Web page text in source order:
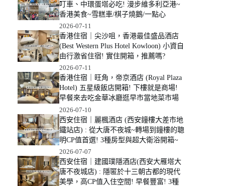
叮車、中環蛋塔必吃! 漫步維多利亞港~
香港美食~雪糕車/棋子燒鵝/一點心
2026-07-11
香港住宿｜尖沙咀，香港最佳盛品酒店
(Best Western Plus Hotel Kowloon) 小資自
由行激省住宿! 實住開箱，推薦嗎?
2026-07-11
香港住宿｜旺角，帝京酒店 (Royal Plaza
Hotel) 五星級飯店開箱! 下樓就是商場!
早餐來去吃金華冰廳逛早市當地菜市場
2026-07-10
西安住宿｜麗楓酒店 (西安鐘樓大差市地
鐵站店) : 從大唐不夜城~轉場到鐘樓的聰
明CP值首選! 3種房型與超大衛浴開箱~
2026-07-07
西安住宿｜建國璞隱酒店(西安大雁塔大
唐不夜城店) : 隱匿於十三朝古都的現代
美學，高CP值入住空間! 早餐豐富! 3種